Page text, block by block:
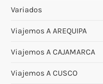
Variados
Viajemos A AREQUIPA
Viajemos A CAJAMARCA
Viajemos A CUSCO